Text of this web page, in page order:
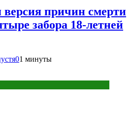
версия причин смерти
забора 18-летней
01 минуты